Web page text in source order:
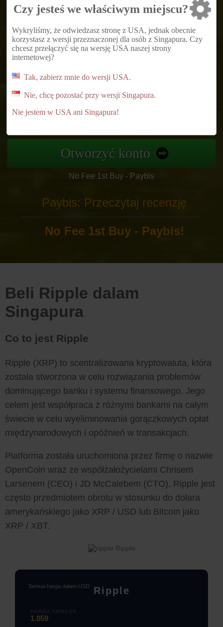
Very high limits! Spend up to $20,000 per
transaction
Low commission structure with no hidden
Get verified quickly - Verification in 5
minutes!
24/7 Live Chat support agents available
Otworzyć konto
No Fee 1st Buy - Paybis
Paybis: Przeczytaj recenzję
No Fee 1st Buy - Paybis!
Beli Ripple dalam
Singapura
Co to jest Ripple
Ripple (XRP) to scentralizowana kryptowaluta, która
została stworzona w celu rozwiązania problemów
dominującego banku i systemu finansowego. Jego
celem jest współpraca z różnymi bankami na całym
świecie w celu wyeliminowania gorączkowych opłat
międzynarodowych i opóźnień w transakcjach.
Platforma została uruchomiona przez firmę o nazwie
OpenCoin wraz ze współzałożycielami Chrisem
Larsenem (CEO) i JD McCalebem (CTO). Ripple jest
często przedmiotem obrotu w stosunku do dolara
amerykańskiego jako XRP / USD lub Bitcoin jako
XRP / XBT.
Ripple
Semua harga dalam USD Ripple
HARGA SEMASA
1.059
Czy jesteś we właściwym miejscu?
Wykryliśmy, że odwiedzasz stronę z USA, jednak obecnie
korzystasz z wersji przeznaczonej dla osób z Singapura. Czy
chcesz przełączyć się na wersję USA naszej strony
internetowej?
Tak, zabierz mnie do wersji USA.
Nie, chcę pozostać przy wersji Singapura.
Nie jestem w USA ani Singapura!